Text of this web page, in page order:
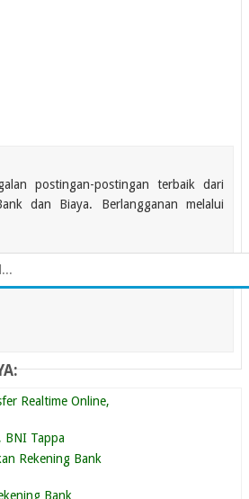
postingan-postingan terbaik dari
dan Biaya. Berlangganan melalui
Realtime Online,
BNI Tappa
Rekening Bank
Bank